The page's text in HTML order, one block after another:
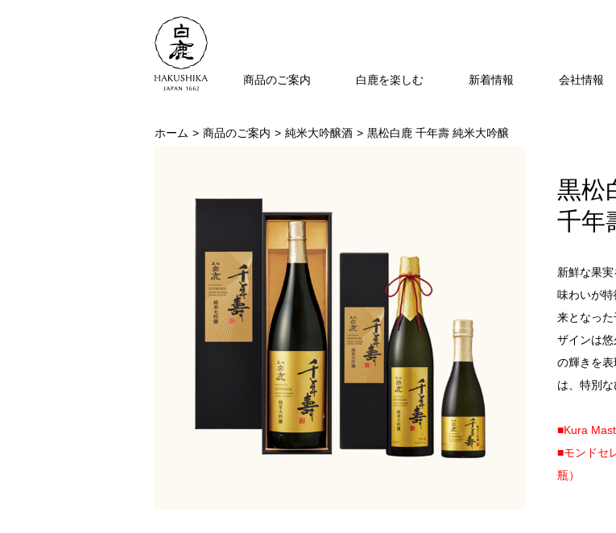
商品のご案内 白鹿を楽しむ 新着情報 会社情報
ホーム 商品のご案内 純米大吟醸酒 黒松白鹿 千年壽 純米大吟醸
黒松
千年
新鮮な果
味わいが
来となっ
ザインは
の輝きを
は、特別な
■Kura
■モンドセ
瓶）